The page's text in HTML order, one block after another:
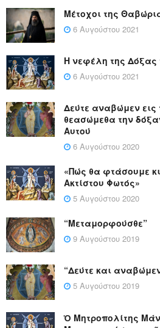
Μέτοχοι της
6 Αυγούστου 2021
Η νεφέλη της Δόξας
6 Αυγούστου 2021
Δεύτε αναβώμεν εις
θεασώμεθα την
Αυτού
6 Αυγούστου 2020
«Πώς θα φτάσουμε
Ακτίστου Φωτός»
5 Αυγούστου 2020
“Μεταμορφούσθε”
9 Αυγούστου 2019
“Δεύτε και
5 Αυγούστου 2019
Ὁ Μητροπολίτης